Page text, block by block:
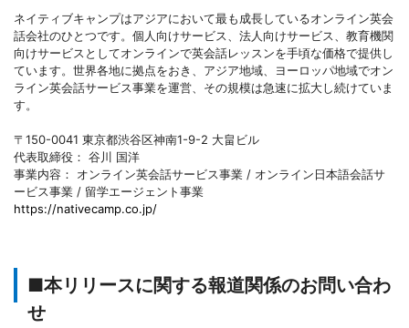
ネイティブキャンプはアジアにおいて最も成長しているオンライン英会
話会社のひとつです。個人向けサービス、法人向けサービス、教育機関
向けサービスとしてオンラインで英会話レッスンを手頃な価格で提供し
ています。世界各地に拠点をおき、アジア地域、ヨーロッパ地域でオン
ライン英会話サービス事業を運営、その規模は急速に拡大し続けていま
す。
〒150-0041 東京都渋谷区神南1-9-2 大畠ビル
代表取締役： 谷川 国洋
事業内容： オンライン英会話サービス事業 / オンライン日本語会話サ
ービス事業 / 留学エージェント事業
https://nativecamp.co.jp/
■本リリースに関する報道関係のお問い合わ
せ